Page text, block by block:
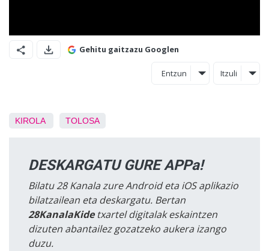
Gehitu gaitzazu Googlen
Entzun Itzuli
KIROLA TOLOSA
DESKARGATU GURE APPa!
Bilatu 28 Kanala zure Android eta iOS aplikazio
bilatzailean eta deskargatu. Bertan
28KanalaKidetxartel digitalak eskaintzen
dizuten abantailez gozatzeko aukera izango
duzu.